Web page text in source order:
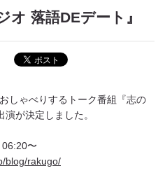
オ 落語DEデート』
しゃべりするトーク番組『志の
が決定しました。
06:20〜
blog/rakugo/